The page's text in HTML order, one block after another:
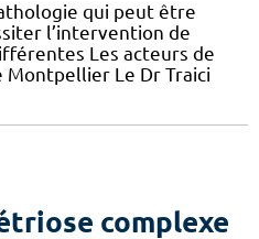
qui peut être
l’intervention de
Les acteurs de
Montpellier Le Dr Traici
complexe